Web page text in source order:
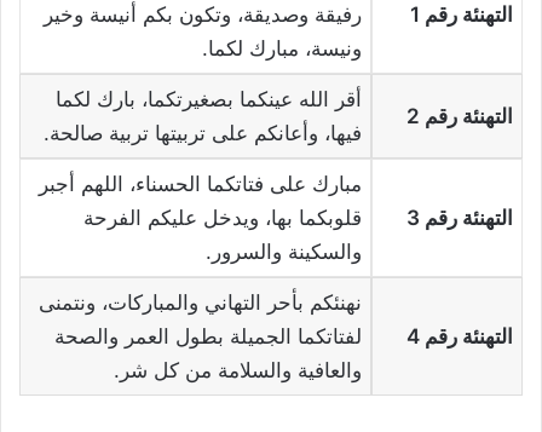
التهنئة رقم 1
رفيقة وصديقة، وتكون بكم أنيسة وخير
ونيسة، مبارك لكما.
التهنئة رقم 2
أقر الله عينكما بصغيرتكما، بارك لكما
فيها، وأعانكم على تربيتها تربية صالحة.
التهنئة رقم 3
مبارك على فتاتكما الحسناء، اللهم أجبر
قلوبكما بها، ويدخل عليكم الفرحة
والسكينة والسرور.
التهنئة رقم 4
نهنئكم بأحر التهاني والمباركات، ونتمنى
لفتاتكما الجميلة بطول العمر والصحة
والعافية والسلامة من كل شر.